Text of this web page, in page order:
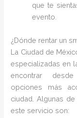
que te
evento.
¿Dónde rentar un
La Ciudad de
especializadas en
encontrar
opciones más
ciudad. Algunas
este servicio son: